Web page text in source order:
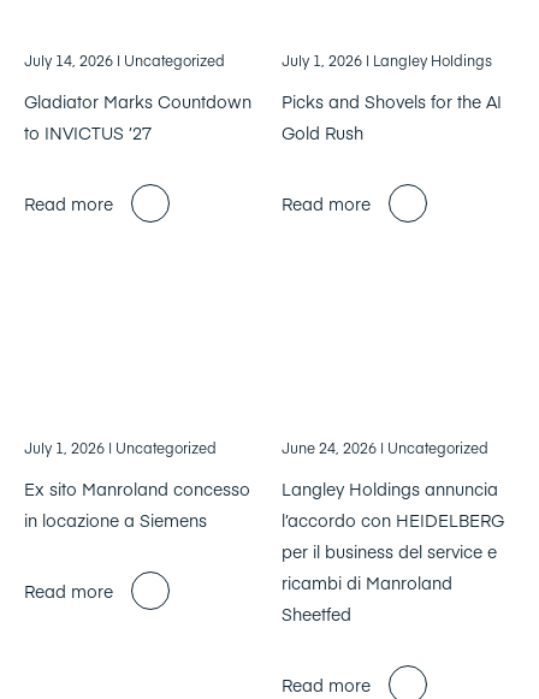
July 14, 2026 | Uncategorized
Gladiator Marks Countdown
to INVICTUS ’27
Read more
July 1, 2026 | Langley Holdings
Picks and Shovels for the AI
Gold Rush
Read more
July 1, 2026 | Uncategorized
Ex sito Manroland concesso
in locazione a Siemens
Read more
June 24, 2026 | Uncategorized
Langley Holdings annuncia
l’accordo con HEIDELBERG
per il business del service e
ricambi di Manroland
Sheetfed
Read more